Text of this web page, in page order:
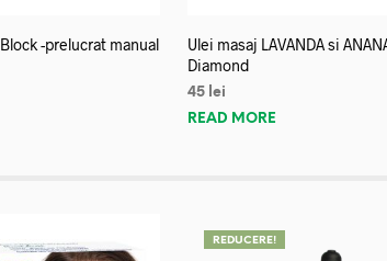
-prelucrat manual
Ulei masaj LAVANDA si
Diamond
45 lei
READ MORE
REDUCERE!